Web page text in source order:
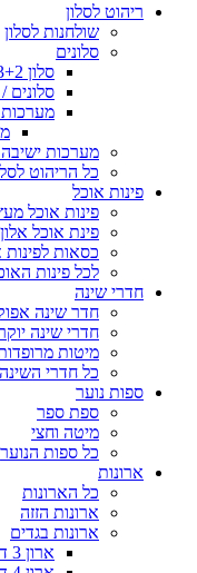
ריהוט לסלון
שולחנות לסלון
סלונים
סלון 3+2
סלונים
מערכות
מערכות ישיבה
כל הריהוט
פינות אוכל
פינות אוכל
פינת אוכל
כסאות לפינות
לכל פינות
חדרי שינה
חדר שינה
חדרי שינה
מיטות
כל חדרי השינה
ספות נוער
ספת ספר
מיטה וחצי
כל ספות הנוער
ארונות
כל הארונות
ארונות הזזה
ארונות בגדים
ארון 3 דלתות